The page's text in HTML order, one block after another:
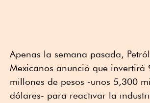
Apenas la semana pasada,
Mexicanos anunció que invertirá
millones de pesos -unos 5,300
dólares- para reactivar la